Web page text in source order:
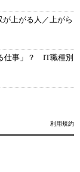
が上がる人／上がら
仕事」？ IT職種別
利用規約